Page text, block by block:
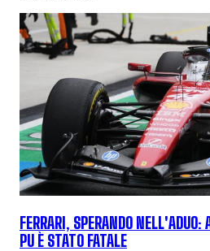
FERRARI, SPERANDO
PU È STATO FATALE